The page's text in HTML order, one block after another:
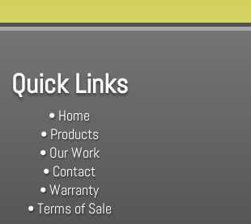
Quick Links
• Home
• Products
• Our Work
• Contact
•Warranty
•Terms of Sale